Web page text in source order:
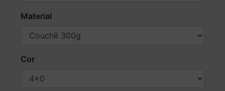
Material
Cor